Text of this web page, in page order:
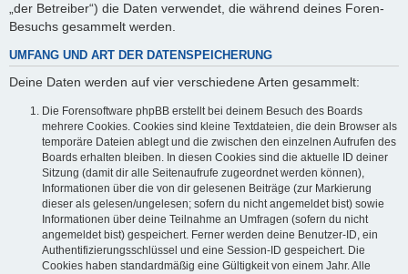
„der Betreiber“) die Daten verwendet, die während deines Foren-
Besuchs gesammelt werden.
UMFANG UND ART DER DATENSPEICHERUNG
Deine Daten werden auf vier verschiedene Arten gesammelt:
Die Forensoftware phpBB erstellt bei deinem Besuch des Boards
mehrere Cookies. Cookies sind kleine Textdateien, die dein Browser als
temporäre Dateien ablegt und die zwischen den einzelnen Aufrufen des
Boards erhalten bleiben. In diesen Cookies sind die aktuelle ID deiner
Sitzung (damit dir alle Seitenaufrufe zugeordnet werden können),
Informationen über die von dir gelesenen Beiträge (zur Markierung
dieser als gelesen/ungelesen; sofern du nicht angemeldet bist) sowie
Informationen über deine Teilnahme an Umfragen (sofern du nicht
angemeldet bist) gespeichert. Ferner werden deine Benutzer-ID, ein
Authentifizierungsschlüssel und eine Session-ID gespeichert. Die
Cookies haben standardmäßig eine Gültigkeit von einem Jahr. Alle